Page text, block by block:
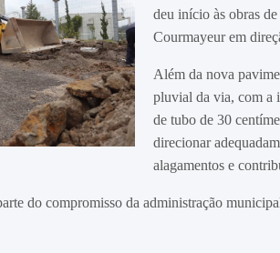
deu início às obras
Courmayeur em
Além da nova
pluvial da via, com a
de tubo de 30
direcionar
alagamentos e
do compromisso da administração